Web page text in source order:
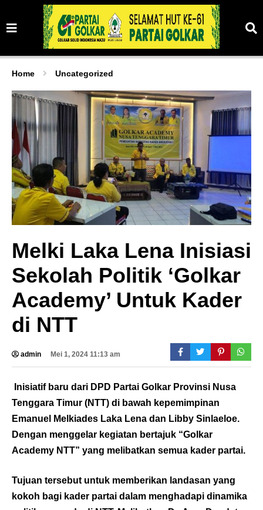
Home Uncategorized
Melki Laka Lena Inisiasi
Sekolah Politik ‘Golkar
Academy’ Untuk Kader
di NTT
admin Mei 1, 2024 11:13 am
Inisiatif baru dari DPD Partai Golkar Provinsi Nusa
Tenggara Timur (NTT) di bawah kepemimpinan
Emanuel Melkiades Laka Lena dan Libby Sinlaeloe.
Dengan menggelar kegiatan bertajuk “Golkar
Academy NTT” yang melibatkan semua kader partai.
Tujuan tersebut untuk memberikan landasan yang
kokoh bagi kader partai dalam menghadapi dinamika